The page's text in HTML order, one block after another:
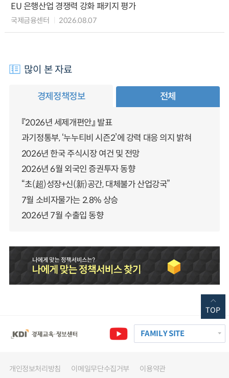
EU 은행산업 경쟁력 강화 패키지 평가
국제금융센터 2026.08.07
많이 본 자료
경제정책정보 전체
『2026년 세제개편안』 발표
과기정통부, ‘누누티비 시즌2’에 강력 대응 의지 밝혀
2026년 한국 주식시장 여건 및 전망
2026년 6월 외국인 증권투자 동향
“초(超)성장+신(新)공간, 대체불가 산업강국”
7월 소비자물가는 2.8% 상승
2026년 7월 수출입 동향
FAMILY SITE
개인정보처리방침 이메일무단수집거부 이용약관
TOP